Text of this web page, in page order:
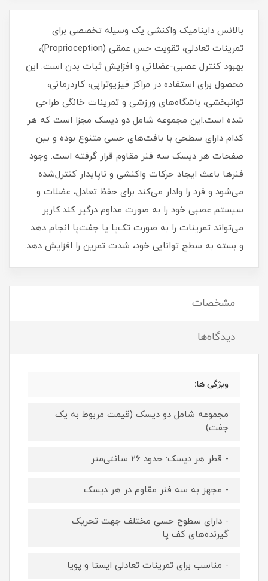
بالانس داینامیک واکنشی یک وسیله تخصصی برای
تمرینات تعادلی، تقویت حس عمقی (Proprioception)،
بهبود کنترل عصبی-عضلانی و افزایش ثبات بدن است. این
محصول برای استفاده در مراکز فیزیوتراپی، کاردرمانی،
توانبخشی، باشگاه‌های ورزشی و تمرینات خانگی طراحی
شده است.این مجموعه شامل دو دیسک مجزا است که هر
کدام دارای سطحی با بافت‌های حسی متنوع بوده و بین
صفحات هر دیسک سه فنر مقاوم قرار گرفته است. وجود
فنرها باعث ایجاد حرکات واکنشی و ناپایدار کنترل‌شده
می‌شود و فرد را وادار می‌کند برای حفظ تعادل، عضلات و
سیستم عصبی خود را به صورت مداوم درگیر کند.کاربر
می‌تواند تمرینات را به صورت تک‌پا یا جفت‌پا انجام دهد
و بسته به سطح توانایی خود، شدت تمرین را افزایش دهد.
مشخصات
دیدگاه‌ها
ویژگی ها:
مجموعه شامل دو دیسک (قیمت مربوط به یک
جفت)
- قطر هر دیسک: حدود ۲۶ سانتی‌متر
- مجهز به سه فنر مقاوم در هر دیسک
- دارای سطوح حسی مختلف جهت تحریک
گیرنده‌های کف پا
- مناسب برای تمرینات تعادلی ایستا و پویا